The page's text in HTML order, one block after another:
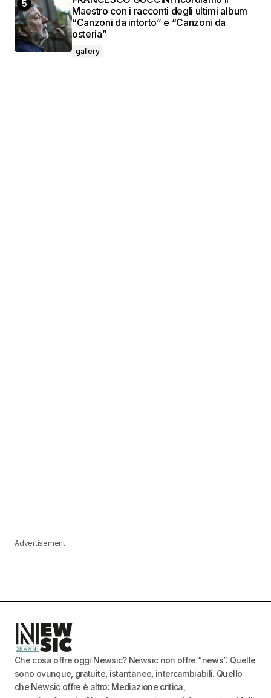
Maestro con i racconti degli ultimi album
“Canzoni da intorto” e “Canzoni da
osteria”
gallery
Advertisement
Che cosa offre oggi Newsic? Newsic non offre “news”. Quelle
sono ovunque, gratuite, istantanee, intercambiabili. Quello
che Newsic offre è altro: Mediazione critica,